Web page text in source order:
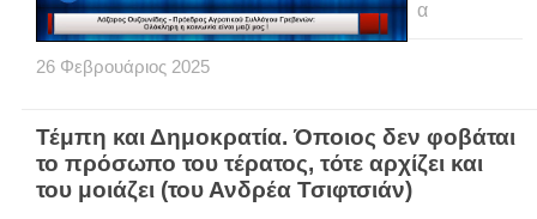
α
26 Φεβρουάριος 2025
Τέμπη και Δημοκρατία. Όποιος δεν φοβάται
το πρόσωπο του τέρατος, τότε αρχίζει και
του μοιάζει (του Ανδρέα Τσιφτσιάν)